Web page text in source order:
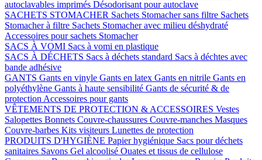
autoclavables imprimés Désodorisant pour autoclave
SACHETS STOMACHER Sachets Stomacher sans filtre Sachets
Stomacher à filtre Sachets Stomacher avec milieu déshydraté
Accessoires pour sachets Stomacher
SACS À VOMI Sacs à vomi en plastique
SACS À DÉCHETS Sacs à déchets standard Sacs à déchtes avec
bande adhésive
GANTS Gants en vinyle Gants en latex Gants en nitrile Gants en
polyéthylène Gants à haute sensibilité Gants de sécurité & de
protection Accessoires pour gants
VÊTEMENTS DE PROTECTION & ACCESSOIRES Vestes
Salopettes Bonnets Couvre-chaussures Couvre-manches Masques
Couvre-barbes Kits visiteurs Lunettes de protection
PRODUITS D'HYGIÈNE Papier hygiénique Sacs pour déchets
sanitaires Savons Gel alcoolisé Ouates et tissus de cellulose